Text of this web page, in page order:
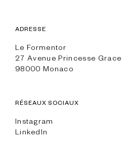
ADRESSE
Le Formentor
27 Avenue Princesse Grace
98000 Monaco
RÉSEAUX SOCIAUX
Instagram
LinkedIn